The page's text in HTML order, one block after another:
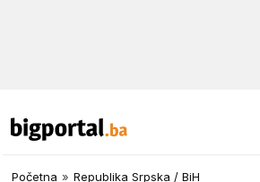
Početna » Republika Srpska / BiH